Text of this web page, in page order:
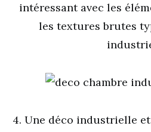
intéressant avec les
les textures brutes
4. Une déco industrielle